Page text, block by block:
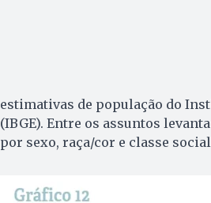
estimativas de população do
(IBGE). Entre os assuntos
por sexo, raça/cor e classe